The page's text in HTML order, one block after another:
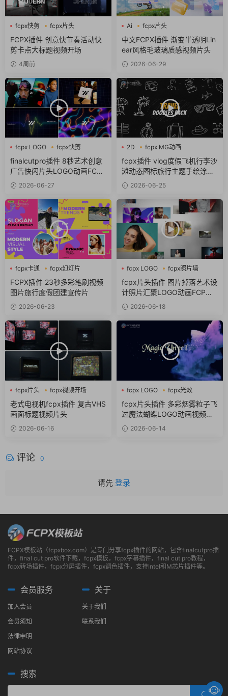
fcpx快剪
fcpx片头
fcpx视频开场
FCPX插件 创意快节奏活动快
剪卡点大标题视频开场
4周前
Ai
fcpx片头
fcpx视频开场
中文FCPX插件 渐变半透明Lin
ear风格毛玻璃质感视频片头
2026-06-29
fcpx LOGO
fcpx快剪
fcpx视频开场
finalcutpro插件 8秒艺术创意
广告快闪片头LOGO动画FCPX
插件2026-06-27
2D
fcpx MG动画
fcpx卡通
fcpx插件 vlog度假飞机行李沙
滩动态图标旅行主题手绘涂鸦
包 2026-06-25
fcpx卡通
fcpx幻灯片
fcpx视频开场
FCPX插件 23秒多彩笔刷视频
图片旅行度假团建宣传片
2026-06-23
fcpx LOGO
fcpx照片墙
fcpx片头
fcpx片头插件 图片掉落艺术设
计照片汇聚LOGO动画FCP插
件 2026-06-18
fcpx片头
fcpx视频开场
复古
老式电视机fcpx插件 复古VHS
画面标题视频片头
2026-06-16
fcpx LOGO
fcpx光效
fcpx标题
fcpx片头插件 多彩烟雾粒子飞
过魔法蝴蝶LOGO动画视频开
场 2026-06-14
评论 0
请先 登录
FCPX模板站（fcpxbox.com）是专门分享fcpx插件的网站，包含finalcutpro插
件，final cut pro软件下载，fcpx模板，fcpx字幕插件，final cut pro教程，
fcpx转场插件，fcpx分屏插件，fcpx调色插件，支持Intel和M芯片插件等。
会员服务
加入会员
会员须知
法律申明
网站协议
关于
关于我们
联系我们
搜索